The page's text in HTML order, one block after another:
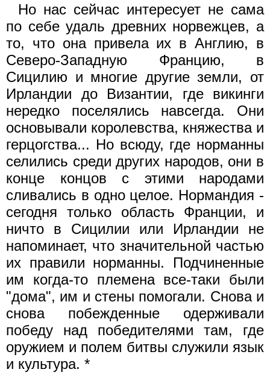
Но нас сейчас интересует не сама
по себе удаль древних норвежцев, а
то, что она привела их в Англию, в
Северо-Западную Францию, в
Сицилию и многие другие земли, от
Ирландии до Византии, где викинги
нередко поселялись навсегда. Они
основывали королевства, княжества и
герцогства... Но всюду, где норманны
селились среди других народов, они в
конце концов с этими народами
сливались в одно целое. Нормандия -
сегодня только область Франции, и
ничто в Сицилии или Ирландии не
напоминает, что значительной частью
их правили норманны. Подчиненные
им когда-то племена все-таки были
"дома", им и стены помогали. Снова и
снова побежденные одерживали
победу над победителями там, где
оружием и полем битвы служили язык
и культура. *